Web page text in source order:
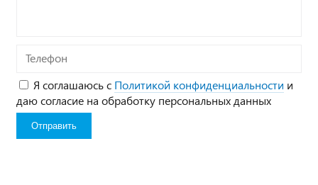
Телефон
Я соглашаюсь с Политикой конфиденциальности и
даю согласие на обработку персональных данных